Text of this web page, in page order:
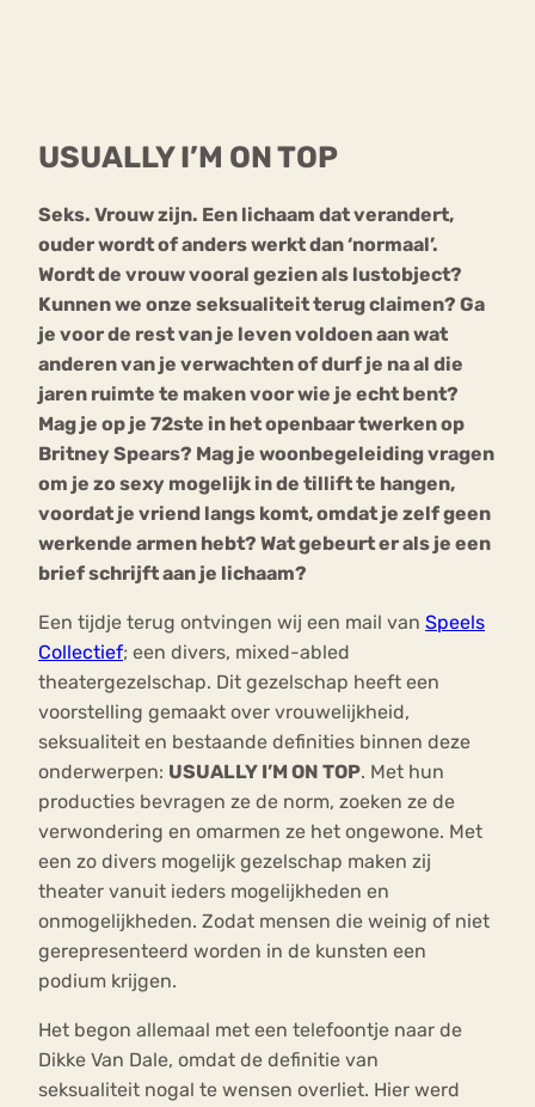
USUALLY I’M ON TOP
Seks. Vrouw zijn. Een lichaam dat verandert,
ouder wordt of anders werkt dan ‘normaal’.
Wordt de vrouw vooral gezien als lustobject?
Kunnen we onze seksualiteit terug claimen? Ga
je voor de rest van je leven voldoen aan wat
anderen van je verwachten of durf je na al die
jaren ruimte te maken voor wie je echt bent?
Mag je op je 72ste in het openbaar twerken op
Britney Spears? Mag je woonbegeleiding vragen
om je zo sexy mogelijk in de tillift te hangen,
voordat je vriend langs komt, omdat je zelf geen
werkende armen hebt? Wat gebeurt er als je een
brief schrijft aan je lichaam?
Een tijdje terug ontvingen wij een mail van Speels
Collectief; een divers, mixed-abled
theatergezelschap. Dit gezelschap heeft een
voorstelling gemaakt over vrouwelijkheid,
seksualiteit en bestaande definities binnen deze
onderwerpen: USUALLY I’M ON TOP. Met hun
producties bevragen ze de norm, zoeken ze de
verwondering en omarmen ze het ongewone. Met
een zo divers mogelijk gezelschap maken zij
theater vanuit ieders mogelijkheden en
onmogelijkheden. Zodat mensen die weinig of niet
gerepresenteerd worden in de kunsten een
podium krijgen.
Het begon allemaal met een telefoontje naar de
Dikke Van Dale, omdat de definitie van
seksualiteit nogal te wensen overliet. Hier werd
Forum
osa
Eetbuien Piekeren Sport
Trauma
Orthorexia
Afvallen Angst